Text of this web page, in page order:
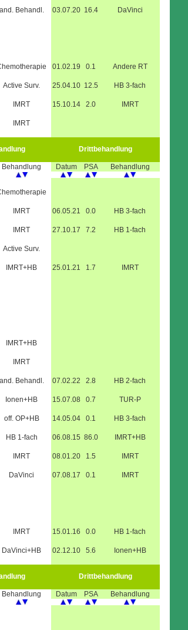
and. Behandl. 03.07.20 16.4 DaVinci
01.02.19 0.1 Andere RT
Active Surv. 25.04.10 12.5 HB 3-fach
IMRT 15.10.14 2.0 IMRT
IMRT
Drittbehandlung
Behandlung Datum PSA Behandlung
IMRT 06.05.21 0.0 HB 3-fach
IMRT 27.10.17 7.2 HB 1-fach
Active Surv.
IMRT+HB 25.01.21 1.7 IMRT
IMRT+HB
IMRT
and. Behandl. 07.02.22 2.8 HB 2-fach
Ionen+HB 15.07.08 0.7 TUR-P
off. OP+HB 14.05.04 0.1 HB 3-fach
HB 1-fach 06.08.15 86.0 IMRT+HB
IMRT 08.01.20 1.5 IMRT
DaVinci 07.08.17 0.1 IMRT
IMRT 15.01.16 0.0 HB 1-fach
DaVinci+HB 02.12.10 5.6 Ionen+HB
Drittbehandlung
Behandlung Datum PSA Behandlung